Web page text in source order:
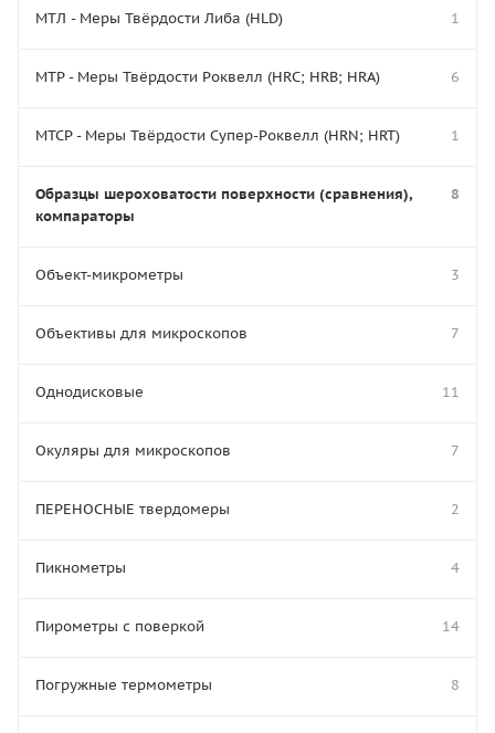
МТЛ - Меры Твёрдости Либа (HLD) 1
МТР - Меры Твёрдости Роквелл (HRC; HRB; HRA) 6
МТСР - Меры Твёрдости Супер-Роквелл (HRN; HRT) 1
Образцы шероховатости поверхности (сравнения),
компараторы
8
Объект-микрометры 3
Объективы для микроскопов 7
Однодисковые 11
Окуляры для микроскопов 7
ПЕРЕНОСНЫЕ твердомеры 2
Пикнометры 4
Пирометры с поверкой 14
Погружные термометры 8